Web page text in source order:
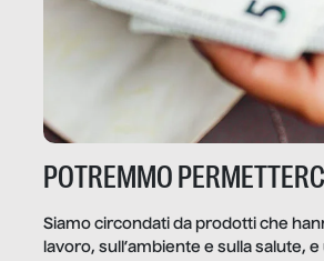
POTREMMO
Siamo circondati da prodotti che
lavoro, sull’ambiente e sulla salute, e